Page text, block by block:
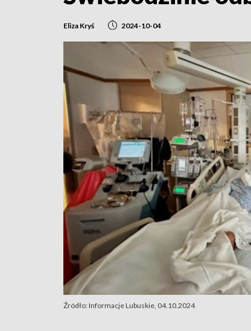
Eliza Kryś 2024-10-04
Źródło: Informacje Lubuskie, 04.10.2024